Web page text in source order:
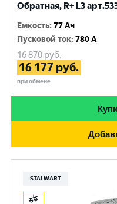
Обратная, R+ L3
Емкость:77 Ач
Пусковой ток:780 A
16 870руб.
16 177 руб.
при обмене
STALWART